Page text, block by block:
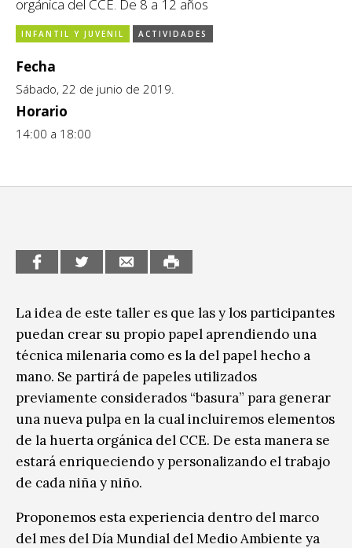
CCE en el interior/libros
Exposiciones
Formación
Género y Diversidad
Infantil y Juvenil
Sin categoría
orgánica del CCE. De 8 a 12 años
INFANTIL Y JUVENIL ACTIVIDADES
Fecha
Sábado, 22 de junio de 2019.
Horario
14:00 a 18:00
La idea de este taller es que las y los participantes
puedan crear su propio papel aprendiendo una
técnica milenaria como es la del papel hecho a
mano. Se partirá de papeles utilizados
previamente considerados “basura” para generar
una nueva pulpa en la cual incluiremos elementos
de la huerta orgánica del CCE. De esta manera se
estará enriqueciendo y personalizando el trabajo
de cada niña y niño.
Proponemos esta experiencia dentro del marco
del mes del Día Mundial del Medio Ambiente ya